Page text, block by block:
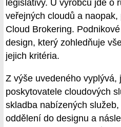
legislativy. U výrobců jde o
veřejných cloudů a
Cloud Brokering.
design, který zohledňuje
jejich kritéria.
Z výše uvedeného vyplývá,
poskytovatele cloudových
skladba nabízených
oddělení do designu a